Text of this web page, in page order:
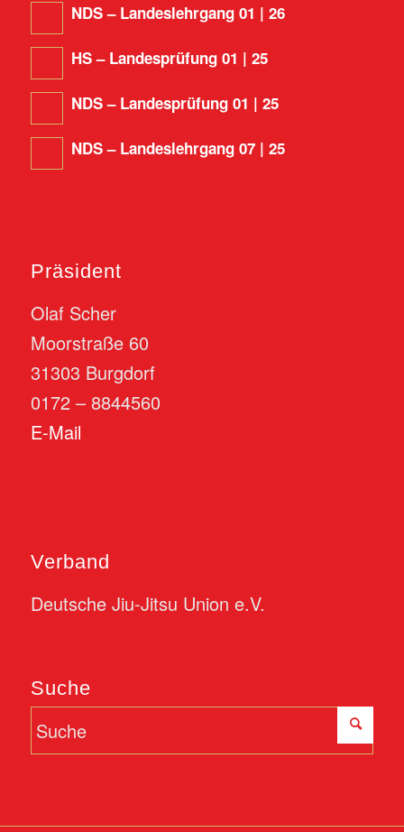
NDS – Landeslehrgang 01 | 26
HS – Landesprüfung 01 | 25
NDS – Landesprüfung 01 | 25
NDS – Landeslehrgang 07 | 25
Präsident
Olaf Scher
Moorstraße 60
31303 Burgdorf
0172 – 8844560
E-Mail
Verband
Deutsche Jiu-Jitsu Union e.V.
Suche